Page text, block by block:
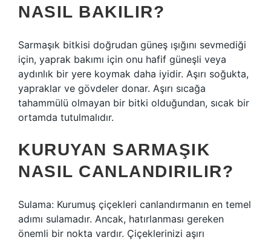
NASIL BAKILIR?
Sarmaşık bitkisi doğrudan güneş ışığını sevmediği
için, yaprak bakımı için onu hafif güneşli veya
aydınlık bir yere koymak daha iyidir. Aşırı soğukta,
yapraklar ve gövdeler donar. Aşırı sıcağa
tahammülü olmayan bir bitki olduğundan, sıcak bir
ortamda tutulmalıdır.
KURUYAN SARMAŞIK
NASIL CANLANDIRILIR?
Sulama: Kurumuş çiçekleri canlandırmanın en temel
adımı sulamadır. Ancak, hatırlanması gereken
önemli bir nokta vardır. Çiçeklerinizi aşırı